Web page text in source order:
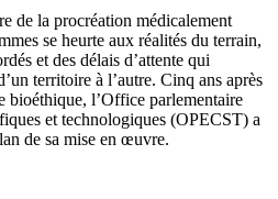
de la procréation médicalement
se heurte aux réalités du terrain,
et des délais d’attente qui
territoire à l’autre. Cinq ans après
bioéthique, l’Office parlementaire
et technologiques (OPECST) a
de sa mise en œuvre.